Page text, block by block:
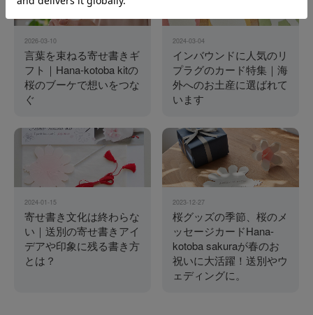
2026-03-10
言葉を束ねる寄せ書きギ
フト｜Hana-kotoba kitの
桜のブーケで想いをつな
ぐ
2024-03-04
インバウンドに人気のリ
プラグのカード特集｜海
外へのお土産に選ばれて
います
2024-01-15
寄せ書き文化は終わらな
い｜送別の寄せ書きアイ
デアや印象に残る書き方
とは？
2023-12-27
桜グッズの季節、桜のメ
ッセージカードHana-
kotoba sakuraが春のお
祝いに大活躍！送別やウ
ェディングに。